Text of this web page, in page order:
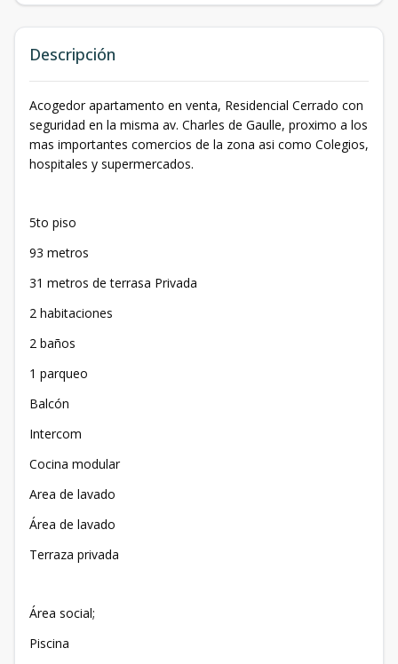
Descripción
Acogedor apartamento en venta, Residencial Cerrado con
seguridad en la misma av. Charles de Gaulle, proximo a los
mas importantes comercios de la zona asi como Colegios,
hospitales y supermercados.
5to piso
93 metros
31 metros de terrasa Privada
2 habitaciones
2 baños
1 parqueo
Balcón
Intercom
Cocina modular
Area de lavado
Área de lavado
Terraza privada
Área social;
Piscina